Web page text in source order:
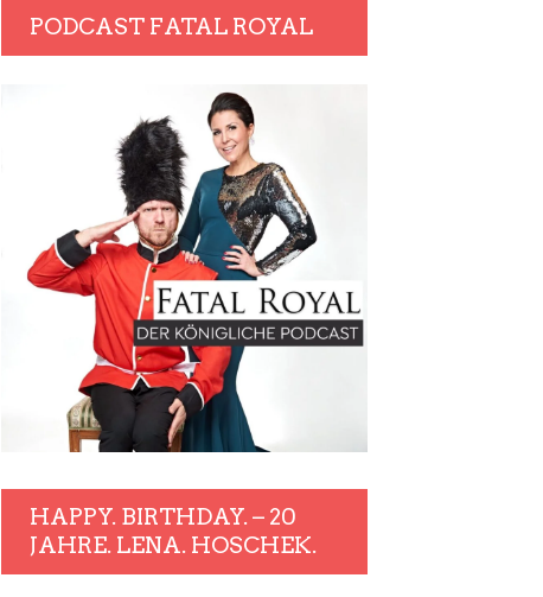
PODCAST FATAL ROYAL
HAPPY. BIRTHDAY. – 20
JAHRE. LENA. HOSCHEK.